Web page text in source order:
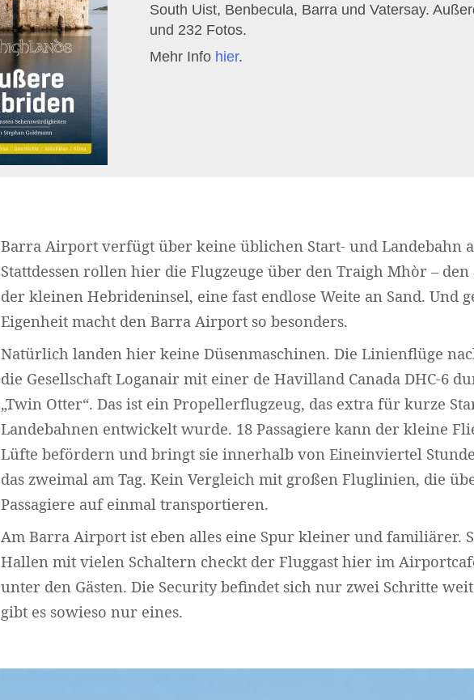
South Uist, Benbecula, Barra und Vatersay.
und 232 Fotos.
Mehr Info hier.
Barra Airport verfügt über keine üblichen Start- und Landebahn
Stattdessen rollen hier die Flugzeuge über den Traigh Mhòr – den
der kleinen Hebrideninsel, eine fast endlose Weite an Sand. Und
Eigenheit macht den Barra Airport so besonders.
Natürlich landen hier keine Düsenmaschinen. Die Linienflüge
die Gesellschaft Loganair mit einer de Havilland Canada DHC-6
„Twin Otter“. Das ist ein Propellerflugzeug, das extra für kurze
Landebahnen entwickelt wurde. 18 Passagiere kann der kleine
Lüfte befördern und bringt sie innerhalb von Eineinviertel
das zweimal am Tag. Kein Vergleich mit großen Fluglinien, die
Passagiere auf einmal transportieren.
Am Barra Airport ist eben alles eine Spur kleiner und familiärer.
Hallen mit vielen Schaltern checkt der Fluggast hier im
unter den Gästen. Die Security befindet sich nur zwei Schritte
gibt es sowieso nur eines.
Widerrufsformular